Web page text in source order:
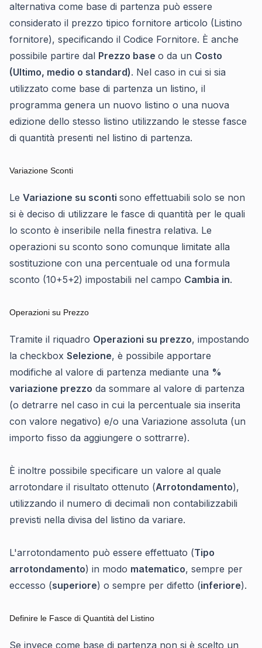
alternativa come base di partenza può essere
considerato il prezzo tipico fornitore articolo (Listino
fornitore), specificando il Codice Fornitore. È anche
possibile partire dal Prezzo base o da un Costo
(Ultimo, medio o standard). Nel caso in cui si sia
utilizzato come base di partenza un listino, il
programma genera un nuovo listino o una nuova
edizione dello stesso listino utilizzando le stesse fasce
di quantità presenti nel listino di partenza.
Variazione Sconti
Le Variazione su sconti sono effettuabili solo se non
si è deciso di utilizzare le fasce di quantità per le quali
lo sconto è inseribile nella finestra relativa. Le
operazioni su sconto sono comunque limitate alla
sostituzione con una percentuale od una formula
sconto (10+5+2) impostabili nel campo Cambia in.
Operazioni su Prezzo
Tramite il riquadro Operazioni su prezzo, impostando
la checkbox Selezione, è possibile apportare
modifiche al valore di partenza mediante una %
variazione prezzo da sommare al valore di partenza
(o detrarre nel caso in cui la percentuale sia inserita
con valore negativo) e/o una Variazione assoluta (un
importo fisso da aggiungere o sottrarre).
È inoltre possibile specificare un valore al quale
arrotondare il risultato ottenuto (Arrotondamento),
utilizzando il numero di decimali non contabilizzabili
previsti nella divisa del listino da variare.
L'arrotondamento può essere effettuato (Tipo
arrotondamento) in modo matematico, sempre per
eccesso (superiore) o sempre per difetto (inferiore).
Definire le Fasce di Quantità del Listino
Se invece come base di partenza non si è scelto un